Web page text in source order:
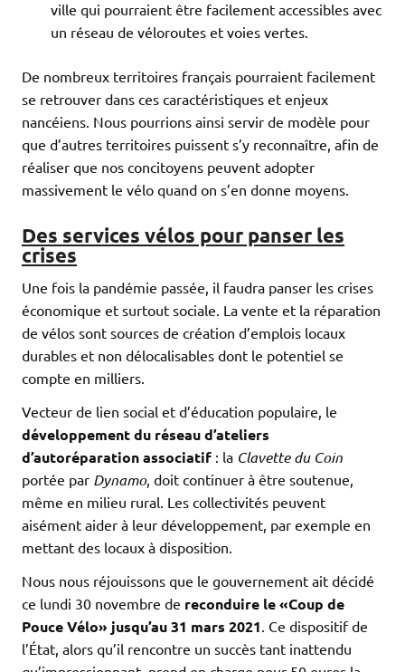
ville qui pourraient être facilement accessibles avec
un réseau de véloroutes et voies vertes.
De nombreux territoires français pourraient facilement
se retrouver dans ces caractéristiques et enjeux
nancéiens. Nous pourrions ainsi servir de modèle pour
que d’autres territoires puissent s’y reconnaître, afin de
réaliser que nos concitoyens peuvent adopter
massivement le vélo quand on s’en donne moyens.
Des services vélos pour panser les
crises
Une fois la pandémie passée, il faudra panser les crises
économique et surtout sociale. La vente et la réparation
de vélos sont sources de création d’emplois locaux
durables et non délocalisables dont le potentiel se
compte en milliers.
Vecteur de lien social et d’éducation populaire, le
développement du réseau d’ateliers
d’autoréparation associatif : la Clavette du Coin
portée par Dynamo, doit continuer à être soutenue,
même en milieu rural. Les collectivités peuvent
aisément aider à leur développement, par exemple en
mettant des locaux à disposition.
Nous nous réjouissons que le gouvernement ait décidé
ce lundi 30 novembre de reconduire le «Coup de
Pouce Vélo» jusqu’au 31 mars 2021 . Ce dispositif de
l’État, alors qu’il rencontre un succès tant inattendu